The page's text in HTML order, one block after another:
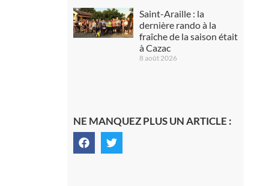
Saint-Araille : la
dernière rando à la
fraîche de la saison était
à Cazac
8 août 2026
NE MANQUEZ PLUS UN ARTICLE :